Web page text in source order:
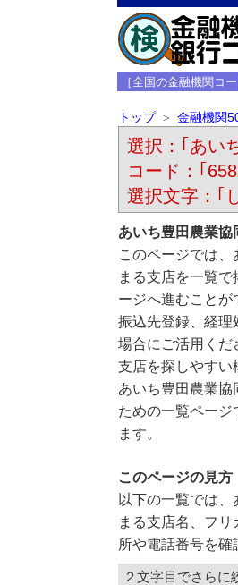
［全国の金融機関コ
トップ 金融機関
選択：｢あい
コード：｢
選択文字：｢
あいち豊田農業
このページでは
まる支店を一覧
ージへ進むことが
振込先登録、経理
場合にご活用くだ
支店を探しやすい
あいち豊田農業
ための一覧ページ
ます。
このページの見方
以下の一覧では
まる支店名、フ
所や電話番号を確
２文字目でさらに